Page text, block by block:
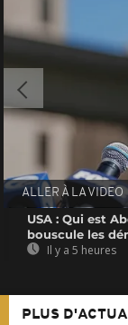
ALLER À LA VIDEO
USA : Qui est
bouscule les
Il y a 5 heures
PLUS